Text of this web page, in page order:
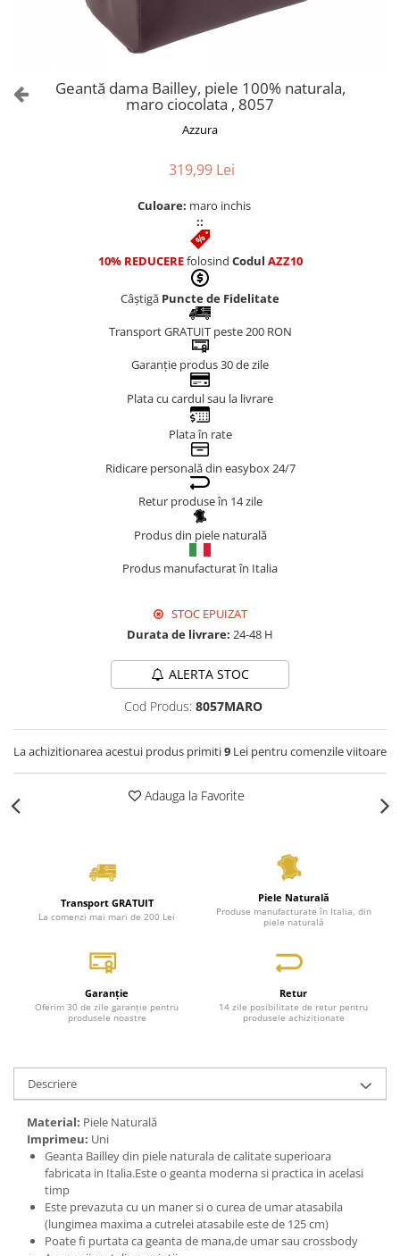
Genți AlbeGeantă dama Bailley, piele 100% naturala,
maro ciocolata , 8057
Azzura
319,99 Lei
Culoare: maro inchis
::
10% REDUCEREfolosind Codul AZZ10
Câștigă Puncte de Fidelitate
Transport GRATUIT peste 200 RON
Garanție produs 30 de zile
Plata cu cardul sau la livrare
Plata în rate
Ridicare personală din easybox 24/7
Retur produse în 14 zile
Produs din piele naturală
Produs manufacturat în Italia
STOC EPUIZAT
Durata de livrare: 24-48 H
ALERTA STOC
Cod Produs: 8057MARO
La achizitionarea acestui produs primiti9 Lei pentru comenzile viitoare
Adauga la Favorite
Transport GRATUIT
La comenzi mai mari de 200 Lei
Piele Naturală
Produse manufacturate în Italia, din
piele naturală
Garanție
Oferim 30 de zile garanție pentru
produsele noastre
Retur
14 zile posibilitate de retur pentru
produsele achiziționate
Descriere
Material: Piele Naturală
Imprimeu: Uni
Geanta Bailley din piele naturala de calitate superioara
fabricata in Italia.Este o geanta moderna si practica in acelasi
timp
Este prevazuta cu un maner si o curea de umar atasabila
(lungimea maxima a cutrelei atasabile este de 125 cm)
Poate fi purtata ca geanta de mana,de umar sau crossbody